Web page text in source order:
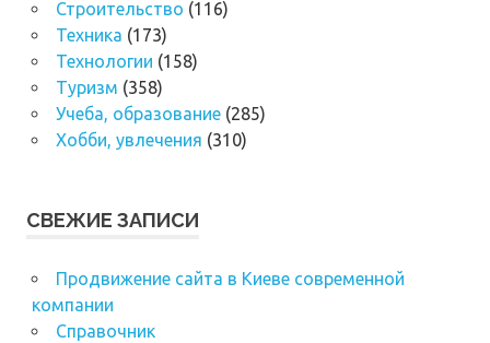
Строительство (116)
Техника (173)
Технологии (158)
Туризм (358)
Учеба, образование(285)
Хобби, увлечения (310)
СВЕЖИЕ ЗАПИСИ
Продвижение сайта в Киеве современной
компании
Справочник